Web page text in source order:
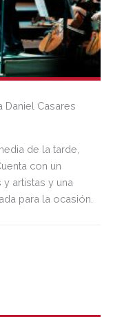
Daniel Casares
de la tarde,
con un
artistas y una
para la ocasión.